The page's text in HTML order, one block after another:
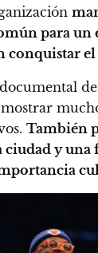
para un
conquistar
También
y una